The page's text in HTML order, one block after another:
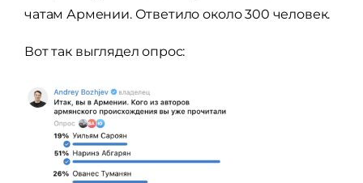
чатам Армении. Ответило около 300 человек.
Вот так выглядел опрос: